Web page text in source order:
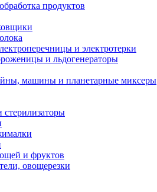
продуктов
и электротерки
и льдогенераторы
машины и планетарные миксеры
стерилизаторы
и фруктов
овощерезки